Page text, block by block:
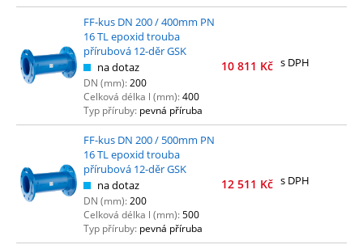
FF-kus DN 200 / 400mm PN
16 TL epoxid trouba
přírubová 12-děr GSK
na dotaz
DN (mm):200
Celková délka l (mm):400
Typ příruby: pevná příruba
10 811 Kč s DPH
FF-kus DN 200 / 500mm PN
16 TL epoxid trouba
přírubová 12-děr GSK
na dotaz
DN (mm):200
Celková délka l (mm):500
Typ příruby: pevná příruba
12 511 Kč s DPH